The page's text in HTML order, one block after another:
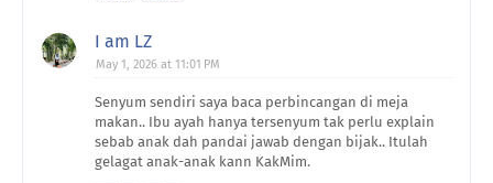
I am LZ
May 1, 2026 at 11:01 PM
Senyum sendiri saya baca perbincangan di meja
makan.. Ibu ayah hanya tersenyum tak perlu explain
sebab anak dah pandai jawab dengan bijak.. Itulah
gelagat anak-anak kann KakMim.